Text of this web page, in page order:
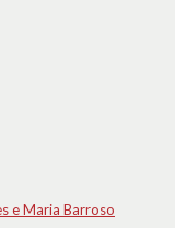
e Maria Barroso